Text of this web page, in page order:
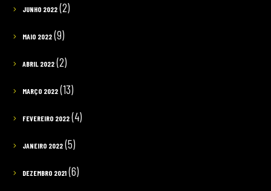
JUNHO 2022(2)
MAIO 2022(9)
ABRIL 2022(2)
MARÇO 2022(13)
FEVEREIRO 2022(4)
JANEIRO 2022(5)
DEZEMBRO 2021(6)